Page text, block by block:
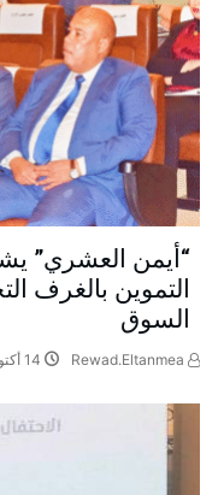
“أيمن العشري”
التموين بالغرف
السوق
14 أكتوبر، 2025